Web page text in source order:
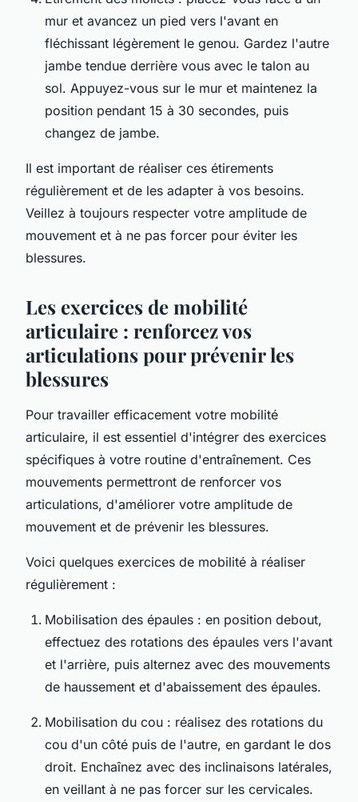
mur et avancez un pied vers l'avant en
fléchissant légèrement le genou. Gardez l'autre
jambe tendue derrière vous avec le talon au
sol. Appuyez-vous sur le mur et maintenez la
position pendant 15 à 30 secondes, puis
changez de jambe.
Il est important de réaliser ces étirements
régulièrement et de les adapter à vos besoins.
Veillez à toujours respecter votre amplitude de
mouvement et à ne pas forcer pour éviter les
blessures.
Les exercices de mobilité
articulaire : renforcez vos
articulations pour prévenir les
blessures
Pour travailler efficacement votre mobilité
articulaire, il est essentiel d'intégrer des exercices
spécifiques à votre routine d'entraînement. Ces
mouvements permettront de renforcer vos
articulations, d'améliorer votre amplitude de
mouvement et de prévenir les blessures.
Voici quelques exercices de mobilité à réaliser
régulièrement :
Mobilisation des épaules : en position debout,
effectuez des rotations des épaules vers l'avant
et l'arrière, puis alternez avec des mouvements
de haussement et d'abaissement des épaules.
Mobilisation du cou : réalisez des rotations du
cou d'un côté puis de l'autre, en gardant le dos
droit. Enchaînez avec des inclinaisons latérales,
en veillant à ne pas forcer sur les cervicales.